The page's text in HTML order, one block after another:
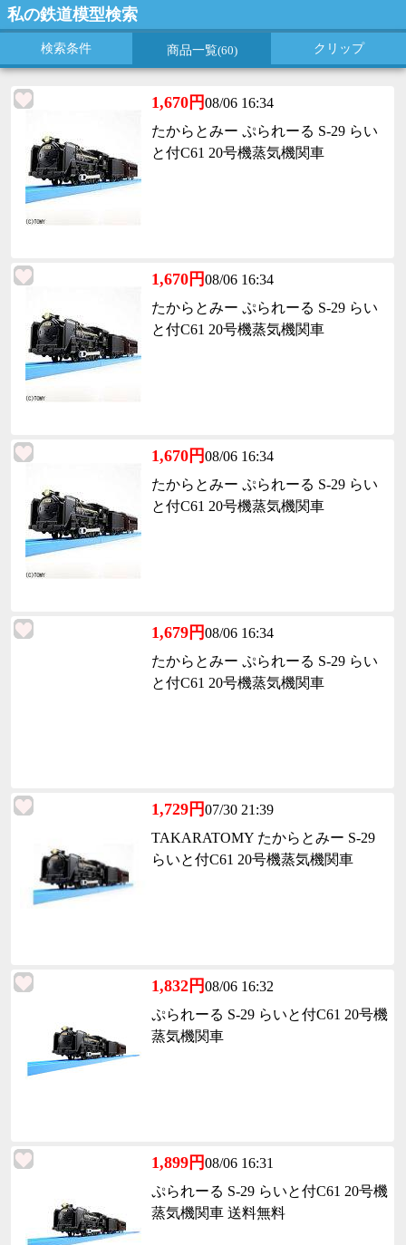
私の鉄道模型検索
検索条件 商品一覧(60) クリップ
1,670円08/06 16:34
たからとみー ぷられーる S-29 らい
と付C61 20号機蒸気機関車
1,670円08/06 16:34
たからとみー ぷられーる S-29 らい
と付C61 20号機蒸気機関車
1,670円08/06 16:34
たからとみー ぷられーる S-29 らい
と付C61 20号機蒸気機関車
1,679円08/06 16:34
たからとみー ぷられーる S-29 らい
と付C61 20号機蒸気機関車
1,729円07/30 21:39
TAKARATOMY たからとみー S-29
らいと付C61 20号機蒸気機関車
1,832円08/06 16:32
ぷられーる S-29 らいと付C61 20号機
蒸気機関車
1,899円08/06 16:31
ぷられーる S-29 らいと付C61 20号機
蒸気機関車 送料無料